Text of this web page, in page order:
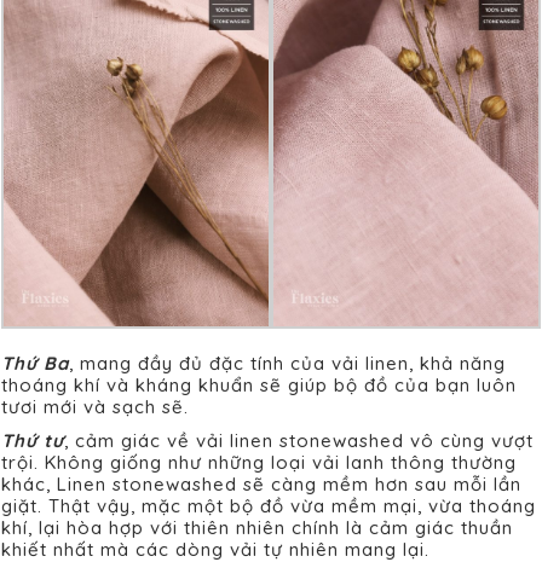
Thứ Ba, mang đầy đủ đặc tính của vải linen, khả năng
thoáng khí và kháng khuẩn sẽ giúp bộ đồ của bạn luôn
tươi mới và sạch sẽ.
Thứ tư, cảm giác về vải linen stonewashed vô cùng vượt
trội. Không giống như những loại vải lanh thông thường
khác, Linen stonewashed sẽ càng mềm hơn sau mỗi lần
giặt. Thật vậy, mặc một bộ đồ vừa mềm mại, vừa thoáng
khí, lại hòa hợp với thiên nhiên chính là cảm giác thuần
khiết nhất mà các dòng vải tự nhiên mang lại.